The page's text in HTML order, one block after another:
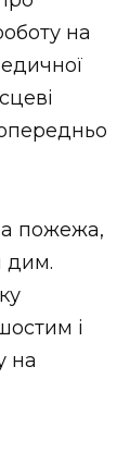
на
пожежа,
дим.
і
на